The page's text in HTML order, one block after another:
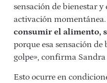
sensación de bienestar y
activación
consumir el alimento,
porque esa sensación de
golpe», confirma
Esto ocurre en